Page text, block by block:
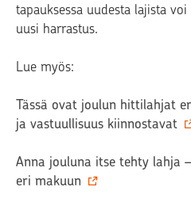
tapauksessa uudesta lajista
uusi harrastus.
Lue myös:
Tässä ovat joulun hittilahjat
ja vastuullisuus kiinnostavat
Anna jouluna itse tehty lahja
eri makuun